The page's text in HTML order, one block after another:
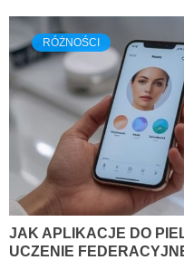
RÓŻNOŚCI
JAK APLIKACJE DO
UCZENIE